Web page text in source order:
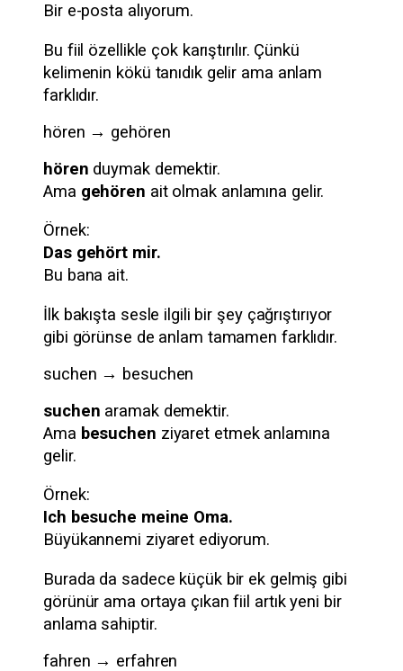
Bir e-posta alıyorum.
Bu fiil özellikle çok karıştırılır. Çünkü
kelimenin kökü tanıdık gelir ama anlam
farklıdır.
hören → gehören
hören duymak demektir.
Ama gehören ait olmak anlamına gelir.
Örnek:
Das gehört mir.
Bu bana ait.
İlk bakışta sesle ilgili bir şey çağrıştırıyor
gibi görünse de anlam tamamen farklıdır.
suchen → besuchen
suchen aramak demektir.
Ama besuchen ziyaret etmek anlamına
gelir.
Örnek:
Ich besuche meine Oma.
Büyükannemi ziyaret ediyorum.
Burada da sadece küçük bir ek gelmiş gibi
görünür ama ortaya çıkan fiil artık yeni bir
anlama sahiptir.
fahren → erfahren